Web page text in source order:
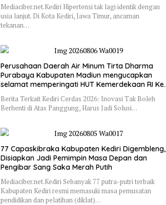
Mediaciber.net.Kediri Hipertensi tak lagi identik dengan
usia lanjut. Di Kota Kediri, Jawa Timur, ancaman
tekanan…
Perusahaan Daerah Air Minum Tirta Dharma
Purabaya Kabupaten Madiun mengucapkan
selamat memperingati HUT Kemerdekaan RI Ke
Berita Terkait Kediri Cerdas 2026: Inovasi Tak Boleh
Berhenti di Atas Panggung, Harus Jadi Solusi…
77 Capaskibraka Kabupaten Kediri Digembleng,
Disiapkan Jadi Pemimpin Masa Depan dan
Pengibar Sang Saka Merah Putih
Mediaciber.net.Kediri Sebanyak 77 putra-putri terbaik
Kabupaten Kediri resmi memasuki masa pemusatan
pendidikan dan pelatihan (diklat)…